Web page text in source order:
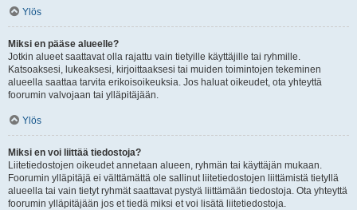
Ylös
Miksi en pääse alueelle?
Jotkin alueet saattavat olla rajattu vain tietyille käyttäjille tai ryhmille.
Katsoaksesi, lukeaksesi, kirjoittaaksesi tai muiden toimintojen tekeminen
alueella saattaa tarvita erikoisoikeuksia. Jos haluat oikeudet, ota yhteyttä
foorumin valvojaan tai ylläpitäjään.
Ylös
Miksi en voi liittää tiedostoja?
Liitetiedostojen oikeudet annetaan alueen, ryhmän tai käyttäjän mukaan.
Foorumin ylläpitäjä ei välttämättä ole sallinut liitetiedostojen liittämistä tietyllä
alueella tai vain tietyt ryhmät saattavat pystyä liittämään tiedostoja. Ota yhteyttä
foorumin ylläpitäjään jos et tiedä miksi et voi lisätä liitetiedostoja.